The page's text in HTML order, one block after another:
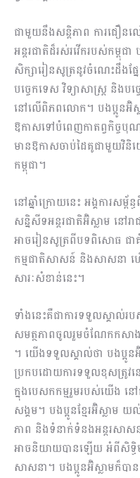
ជាមួយនឹង​សន្តិភាព ការជឿន
អន្តរជាតិ​ដ៏រស់រវើករបស់​កម្ពុជ
សិក្សារៀនសូត្រនូវចំណេះ​ដឹងផ្
បច្ចេកទេស​​ វិទ្យាសាស្ត្រ និងប
នៅលើពិភពលោក​។ បងប្អូនអ៊ិស្
ឱកាស​​​ទៅបំពេញកាតព្វកិច្ចបុ
មាន​ឱកាស​ចាប់ដៃគូ​ជាមួយ​វិនិយ
កម្ពុជា។
នៅឆ្នាំក្រោយនេះ អង្គការសម្
សន្និសីទអន្តរជាតិអ៊ិស្លាម នៅរ
អាចរៀនសូត្រពីបទពិសោធ ជា
កម្មជាតិសាសន៍ និងសាសនា
សារៈសំខាន់នេះ។
ទាំងនេះគឺជា​ការទទួលស្គាល់​រ
សមត្ថភាពចូលរួមចំណែក​កសាង
។ យើងទទួលស្គាល់ថា បងប្អូ
ប្រកបដោយ​ការទទួល​ខុសត្រូវនៅ
ក្នុងបេសកកម្ម​រួមរបស់យើង​ នៅ
សង្គម។ បងប្អូនខ្មែរអ៊ិស្លាម​ យ
ភាព និងទំនាក់ទំនង​អន្តរស
អាច​និយាយបាន​ឡើយ​ អំពីសិទ្ធិ
សាសនា។​ បងប្អូនអ៊ិស្លាម​ក៏បាន​